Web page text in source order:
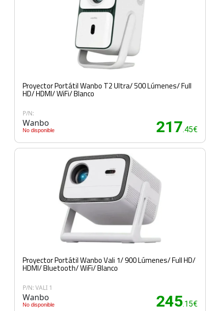
Proyector Portátil Wanbo T2 Ultra/ 500 Lúmenes/ Full
HD/ HDMI/ WiFi/ Blanco
P/N:
Wanbo
No disponible 217.45€
Proyector Portátil Wanbo Vali 1/ 900 Lúmenes/ Full HD/
HDMI/ Bluetooth/ WiFi/ Blanco
P/N: VALI 1
Wanbo
No disponible 245.15€